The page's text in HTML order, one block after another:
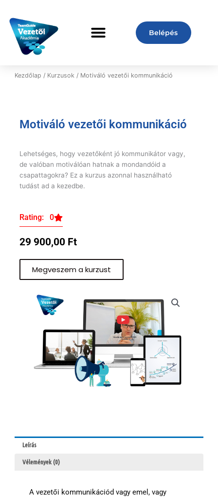
content
Belépés
Kezdőlap / Kurzusok / Motiváló vezetői kommunikáció
Motiváló vezetői kommunikáció
Lehetséges, hogy vezetőként jó kommunikátor vagy,
de valóban motiválóan hatnak a mondandóid a
csapattagokra? Ez a kurzus azonnal használható
tudást ad a kezedbe.
Rating: 0
29 900,00 Ft
Megveszem a kurzust
Leírás
Vélemények (0)
A vezetői kommunikációd vagy emel, vagy